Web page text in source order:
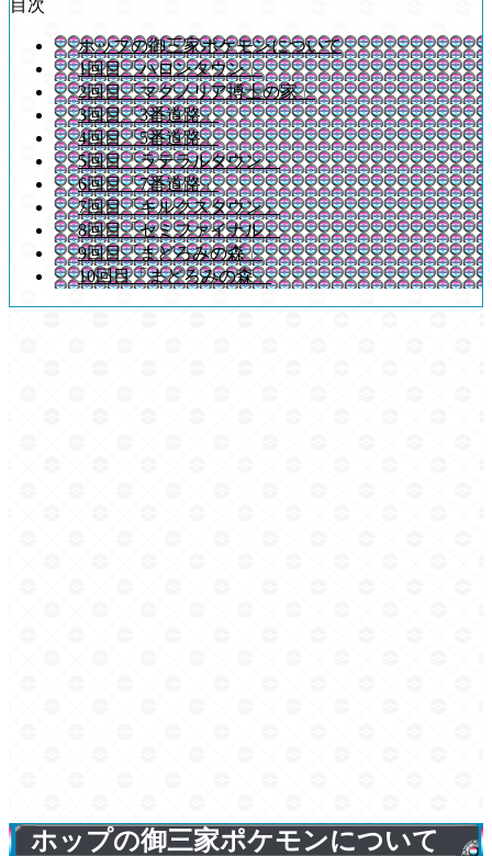
目次
ホップの御三家ポケモンについて
1回目「ハロンタウン」
2回目「マグノリア博士の家」
3回目「3番道路」
4回目「5番道路」
5回目「ラテラルタウン」
6回目「7番道路」
7回目「キルクスタウン」
8回目「セミファイナル」
9回目「まどろみの森」
10回目「まどろみの森」
ホップの御三家ポケモンについて